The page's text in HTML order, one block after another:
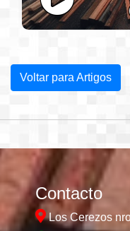
Voltar para Artigos
Contacto
Los Cerezos